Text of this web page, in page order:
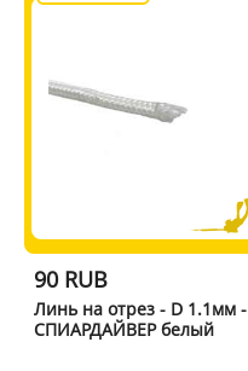
90 RUB
Линь на отрез - D 1.1мм -
СПИАРДАЙВЕР белый